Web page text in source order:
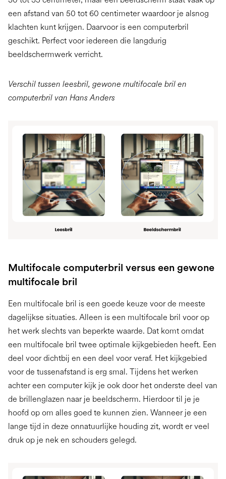
een afstand van 50 tot 60 centimeter waardoor je alsnog
klachten kunt krijgen. Daarvoor is een computerbril
geschikt. Perfect voor iedereen die langdurig
beeldschermwerk verricht.
Verschil tussen leesbril, gewone multifocale bril en
computerbril van Hans Anders
Multifocale computerbril versus een gewone
multifocale bril
Een multifocale bril is een goede keuze voor de meeste
dagelijkse situaties. Alleen is een multifocale bril voor op
het werk slechts van beperkte waarde. Dat komt omdat
een multifocale bril twee optimale kijkgebieden heeft. Een
deel voor dichtbij en een deel voor veraf. Het kijkgebied
voor de tussenafstand is erg smal. Tijdens het werken
achter een computer kijk je ook door het onderste deel van
de brillenglazen naar je beeldscherm. Hierdoor til je je
hoofd op om alles goed te kunnen zien. Wanneer je een
lange tijd in deze onnatuurlijke houding zit, wordt er veel
druk op je nek en schouders gelegd.